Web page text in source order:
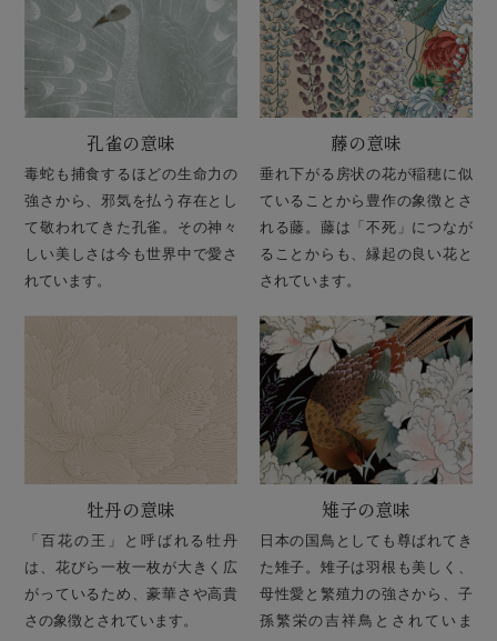
孔雀の意味
毒蛇も捕食するほどの生命力の
強さから、邪気を払う存在とし
て敬われてきた孔雀。その神々
しい美しさは今も世界中で愛さ
れています。
藤の意味
垂れ下がる房状の花が稲穂に似
ていることから豊作の象徴とさ
れる藤。藤は「不死」につなが
ることからも、縁起の良い花と
されています。
牡丹の意味
「百花の王」と呼ばれる牡丹
は、花びら一枚一枚が大きく広
がっているため、豪華さや高貴
さの象徴とされています。
雉子の意味
日本の国鳥としても尊ばれてき
た雉子。雉子は羽根も美しく、
母性愛と繁殖力の強さから、子
孫繁栄の吉祥鳥とされていま